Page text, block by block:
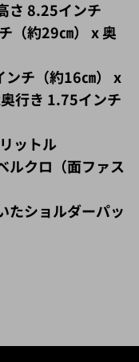
さ 8.25インチ
（約29㎝） x 奥
ンチ（約16㎝） x
行き 1.75インチ
ットル
ルクロ（面ファス
たショルダーパッ